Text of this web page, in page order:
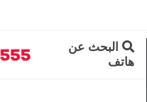
البحث عن
هاتف